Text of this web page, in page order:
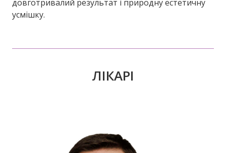
довготривалий результат і природну еcтетичну
усмішку.
ЛІКАРІ